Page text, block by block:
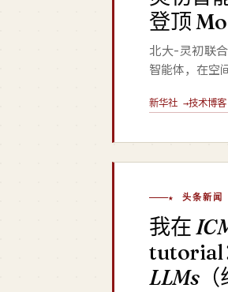
登顶
北大-灵初联
智能体，在空
新华社 →技术博
★ 头条新闻
我在
tutorial
LLMs（